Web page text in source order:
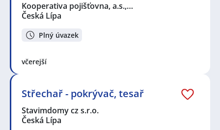
Kooperativa pojišťovna, a.s.,…
Česká Lípa
Plný úvazek
včerejší
Střechař - pokrývač, tesař
Stavimdomy cz s.r.o.
Česká Lípa